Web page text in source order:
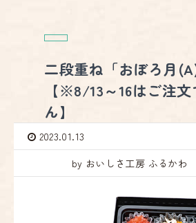
二段重ね「おぼろ月(A)
【※8/13～16はご注
ん】
2023.01.13
by おいしさ工房 ふるかわ